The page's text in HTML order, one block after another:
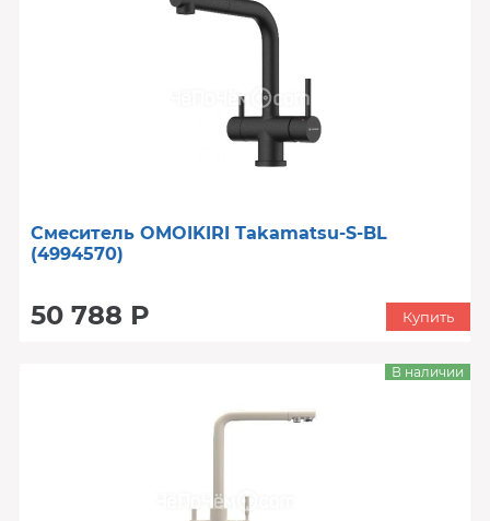
Смеситель OMOIKIRI Takamatsu-S-BL
(4994570)
50 788 Р Купить
В наличии